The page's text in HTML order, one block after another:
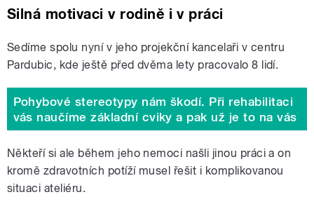
Silná motivaci v rodině i v práci
Sedíme spolu nyní v jeho projekční kancelaři v centru
Pardubic, kde ještě před dvěma lety pracovalo 8 lidí.
Pohybové stereotypy nám škodí. Při rehabilitaci
vás naučíme základní cviky a pak už je to na vás
Někteří si ale během jeho nemoci našli jinou práci a on
kromě zdravotních potíží musel řešit i komplikovanou
situaci ateliéru.